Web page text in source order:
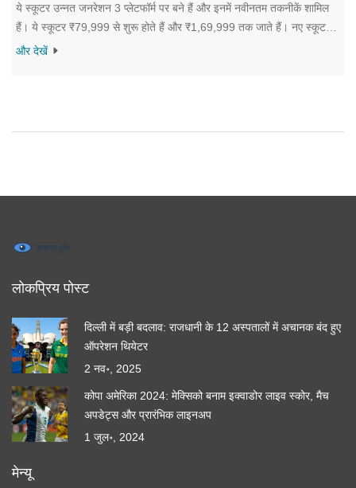
ये स्कूटर उन्नत जनरेशन 3 प्लेटफॉर्म पर बने हैं और इनमें नवीनतम तकनीकें शामिल
हैं। ये स्कूटर ₹79,999 से शुरू होते हैं और ₹1,69,999 तक जाते हैं। नए स्कूटर्स
में बेहतर परफॉर्मेंस, सुरक्षा और प्रौद्योगिकी शामिल हैं। पहला ग्राहक वितरण फरवरी के
और देखें
लोकप्रिय पोस्ट
दिल्ली में बड़ी बदलाव: राजधानी के 12 अस्पतालों में अचानक बंद हुए
ऑपरेशन थियेटर
2 नव॰, 2025
कोपा अमेरिका 2024: मेक्सिको बनाम इक्वाडोर लाइव स्कोर, मैच
अपडेट्स और प्रारंभिक लाइनअप
1 जुल॰, 2024
मेन्यू